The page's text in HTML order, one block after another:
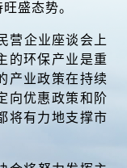
盛态势。
营企业座谈会上
的环保产业是重
产业政策在持续
向优惠政策和阶
将有力地支撑市